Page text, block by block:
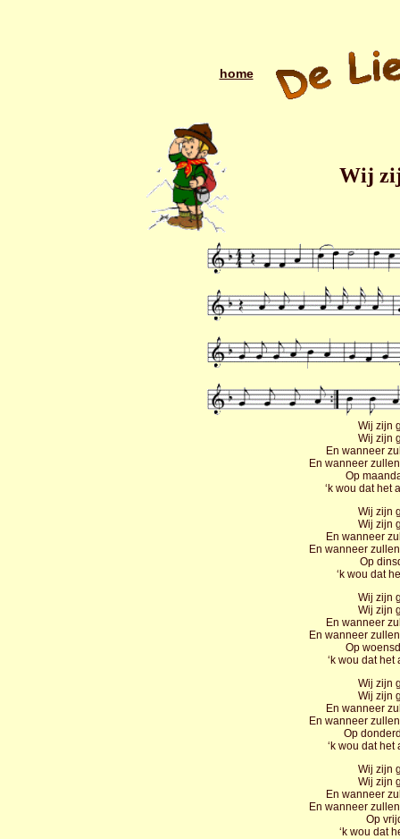
home
Wij
Wij zijn
Wij zijn
En wanneer
En wanneer
Op
‘k wou dat
Wij zijn
Wij zijn
En wanneer
En wanneer
Op
‘k wou dat
Wij zijn
Wij zijn
En wanneer
En wanneer
Op
‘k wou dat
Wij zijn
Wij zijn
En wanneer
En wanneer
Op
‘k wou dat
Wij zijn
Wij zijn
En wanneer
En wanneer
Op
‘k wou dat